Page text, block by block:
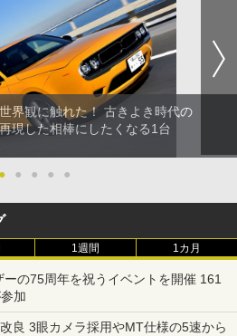
界観に触れた！ 古きよき時代の
現した相棒にしたくなる1台
● ● ● ● ●
1週間 1カ月
ーの75周年を祝うイベントを開催 161
加
良 3眼カメラ採用やMT仕様の5速から